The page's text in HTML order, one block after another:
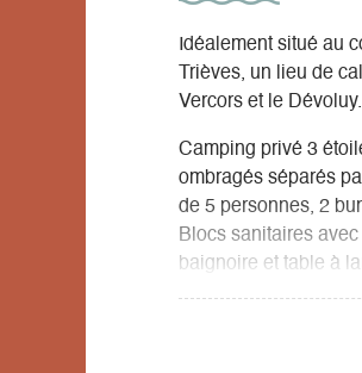
Idéalement situé au
Trièves, un lieu de
Vercors et le Dévoluy.
Camping privé 3
ombragés séparés
de 5 personnes, 2
Blocs sanitaires
baignoire et table à